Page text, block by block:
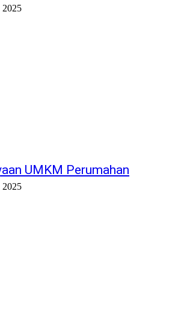
2025
UMKM Perumahan
2025